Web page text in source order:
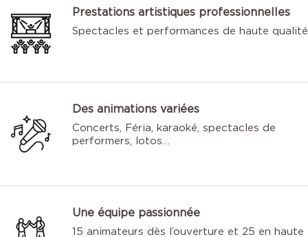
Prestations artistiques professionnelles
Spectacles et performances de haute qualité
Des animations variées
Concerts, Féria, karaoké, spectacles de
performers, lotos…
Une équipe passionnée
15 animateurs dès l’ouverture et 25 en haute